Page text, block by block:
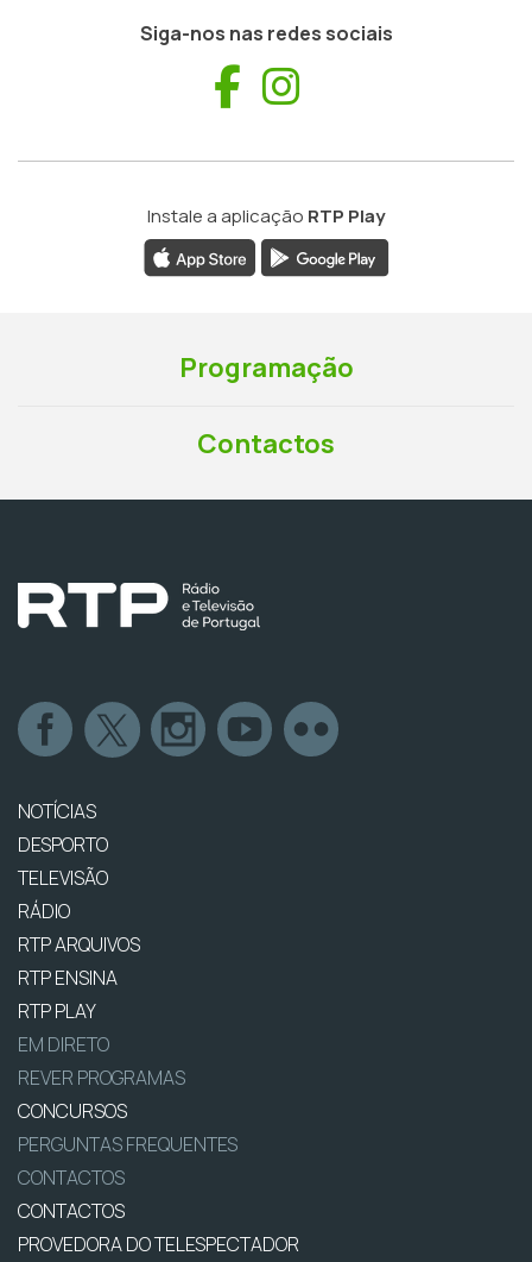
Siga-nos nas redes sociais
Facebook
Instale a aplicação RTP Play
Programação
Contactos
NOTÍCIAS
DESPORTO
TELEVISÃO
RÁDIO
RTP ARQUIVOS
RTP ENSINA
RTP PLAY
EM DIRETO
REVER PROGRAMAS
CONCURSOS
PERGUNTAS FREQUENTES
CONTACTOS
CONTACTOS
PROVEDORA DO TELESPECTADOR